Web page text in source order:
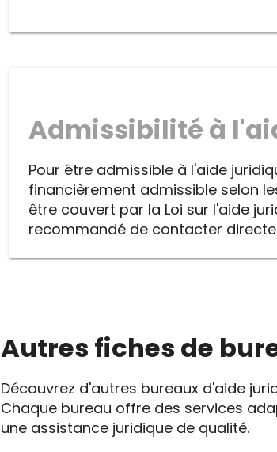
Admissibilité à
Pour être admissible à l'aide
financièrement admissible selon
être couvert par la Loi sur l'aide
recommandé de contacter
Autres fiches de
Découvrez d'autres bureaux d'aide
Chaque bureau offre des services
une assistance juridique de qualité.